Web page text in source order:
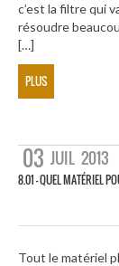
c’est la filtre qui
résoudre
[…]
PLUS
03 JUIL 2013
8.01 – QUEL MATÉRIEL
Tout le matériel